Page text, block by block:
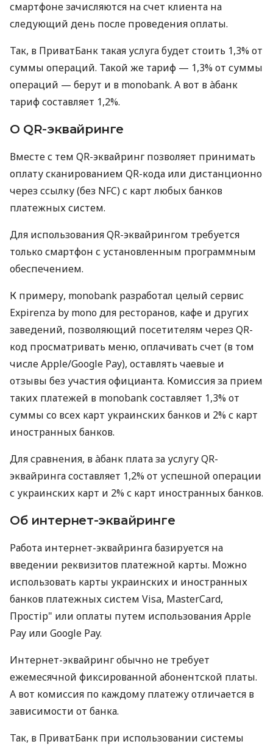
смартфоне зачисляются на счет клиента на
следующий день после проведения оплаты.
Так, в ПриватБанк такая услуга будет стоить 1,3% от
суммы операций. Такой же тариф — 1,3% от суммы
операций — берут и в monobank. А вот в àбанк
тариф составляет 1,2%.
О QR-эквайринге
Вместе с тем QR-эквайринг позволяет принимать
оплату сканированием QR-кода или дистанционно
через ссылку (без NFC) с карт любых банков
платежных систем.
Для использования QR-эквайрингом требуется
только смартфон с установленным программным
обеспечением.
К примеру, monobank разработал целый сервис
Expirenza by mono для ресторанов, кафе и других
заведений, позволяющий посетителям через QR-
код просматривать меню, оплачивать счет (в том
числе Apple/Google Pay), оставлять чаевые и
отзывы без участия официанта. Комиссия за прием
таких платежей в monobank составляет 1,3% от
суммы со всех карт украинских банков и 2% с карт
иностранных банков.
Для сравнения, в àбанк плата за услугу QR-
эквайринга составляет 1,2% от успешной операции
с украинских карт и 2% с карт иностранных банков.
Об интернет-эквайринге
Работа интернет-эквайринга базируется на
введении реквизитов платежной карты. Можно
использовать карты украинских и иностранных
банков платежных систем Visa, MasterCard,
Простір" или оплаты путем использования Apple
Pay или Google Pay.
Интернет-эквайринг обычно не требует
ежемесячной фиксированной абонентской платы.
А вот комиссия по каждому платежу отличается в
зависимости от банка.
Так, в ПриватБанк при использовании системы